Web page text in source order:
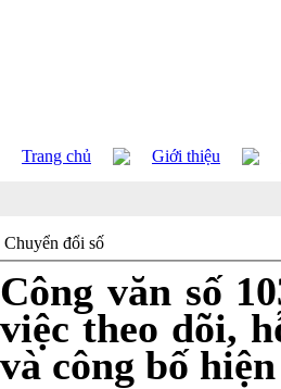
Trang chủ Giới thiệu
Chuyển đổi số
Công văn số
việc theo dõi,
và công bố